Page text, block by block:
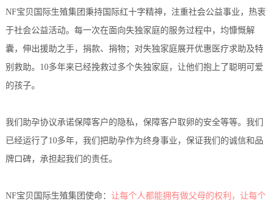
NF宝贝国际生殖集团秉持国际红十字精神，注重社会公益事业，热衷
于社会公益活动。每一次在面向失独家庭的服务过程中，均慷慨解
囊，伸出援助之手，捐款、捐物；对失独家庭展开优惠医疗求助及特
别救助。10多年来已经挽救过多个失独家庭，让他们抱上了聪明可爱
的孩子。
我们助孕协议承诺保障客户的隐私，保障客户取卵的安全等等。我们
已经运行了10多年，我们把助孕作为终身事业，保证我们的诚信和品
牌口碑，承担起我们的责任。
NF宝贝国际生殖集团使命： 让每个人都能拥有做父母的权利，让每个